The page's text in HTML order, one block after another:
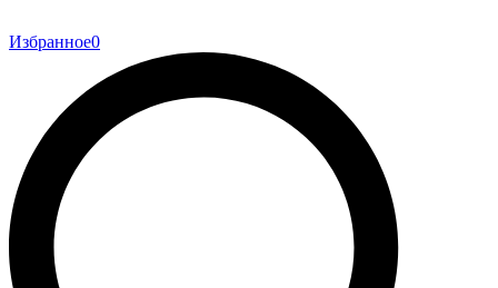
Избранное0